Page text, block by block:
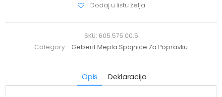
Dodaj u listu želja
SKU: 605.575.00.5
Category:
Geberit Mepla Spojnice Za Popravku
Opis Deklaracija